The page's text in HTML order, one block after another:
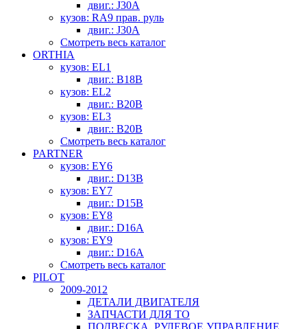
двиг.: J30A
кузов: RA9 прав. руль
двиг.: J30A
Смотреть весь каталог
ORTHIA
кузов: EL1
двиг.: B18B
кузов: EL2
двиг.: B20B
кузов: EL3
двиг.: B20B
Смотреть весь каталог
PARTNER
кузов: EY6
двиг.: D13B
кузов: EY7
двиг.: D15B
кузов: EY8
двиг.: D16A
кузов: EY9
двиг.: D16A
Смотреть весь каталог
PILOT
2009-2012
ДЕТАЛИ ДВИГАТЕЛЯ
ЗАПЧАСТИ ДЛЯ ТО
ПОДВЕСКА, РУЛЕВОЕ УПРАВЛЕНИЕ,